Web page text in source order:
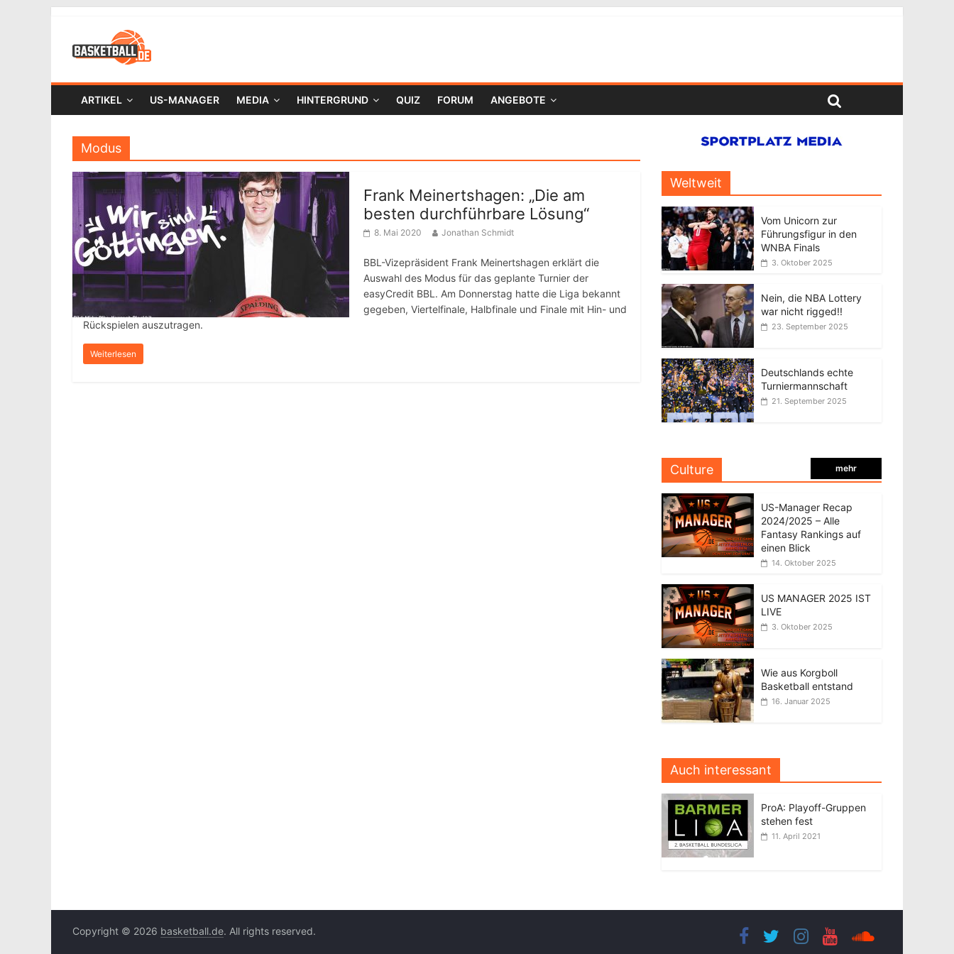
ARTIKEL US-MANAGER MEDIA HINTERGRUND QUIZ FORUM ANGEBOTE
Modus
Frank Meinertshagen: „Die am
besten durchführbare Lösung“
8. Mai 2020 Jonathan Schmidt
BBL-Vizepräsident Frank Meinertshagen erklärt die
Auswahl des Modus für das geplante Turnier der
easyCredit BBL. Am Donnerstag hatte die Liga bekannt
gegeben, Viertelfinale, Halbfinale und Finale mit Hin- und
Rückspielen auszutragen.
Weiterlesen
Weltweit
Vom Unicorn zur
Führungsfigur in den
WNBA Finals
3. Oktober 2025
Nein, die NBA Lottery
war nicht rigged!!
23. September 2025
Deutschlands echte
Turniermannschaft
21. September 2025
Culture mehr
US-Manager Recap
2024/2025 – Alle
Fantasy Rankings auf
einen Blick
14. Oktober 2025
US MANAGER 2025 IST
LIVE
3. Oktober 2025
Wie aus Korgboll
Basketball entstand
16. Januar 2025
Auch interessant
ProA: Playoff-Gruppen
stehen fest
11. April 2021
Copyright © 2026 basketball.de. All rights reserved.